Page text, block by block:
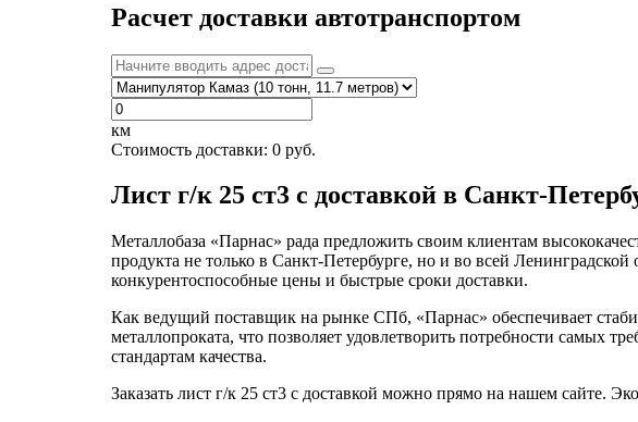
Расчет доставки автотранспортом
км
Стоимость доставки: 0 руб.
Лист г/к 25 ст3 с доставкой в Санкт-
Металлобаза «Парнас» рада предложить своим клиентам
продукта не только в Санкт-Петербурге, но и во всей
конкурентоспособные цены и быстрые сроки доставки.
Как ведущий поставщик на рынке СПб, «Парнас» обеспечивает
металлопроката, что позволяет удовлетворить потребности самых
стандартам качества.
Заказать лист г/к 25 ст3 с доставкой можно прямо на нашем сайте.